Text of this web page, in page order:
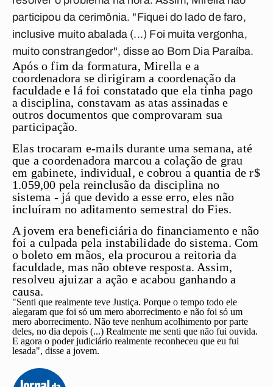
participou da cerimônia. "Fiquei do lado de faro,
inclusive muito abalada (...) Foi muita vergonha,
muito constrangedor", disse ao Bom Dia Paraíba.
Após o fim da formatura, Mirella e a
coordenadora se dirigiram a coordenação da
faculdade e lá foi constatado que ela tinha pago
a disciplina, constavam as atas assinadas e
outros documentos que comprovaram sua
participação.
Elas trocaram e-mails durante uma semana, até
que a coordenadora marcou a colação de grau
em gabinete, individual, e cobrou a quantia de r$
1.059,00 pela reinclusão da disciplina no
sistema - já que devido a esse erro, eles não
incluíram no aditamento semestral do Fies.
A jovem era beneficiária do financiamento e não
foi a culpada pela instabilidade do sistema. Com
o boleto em mãos, ela procurou a reitoria da
faculdade, mas não obteve resposta. Assim,
resolveu ajuizar a ação e acabou ganhando a
causa.
"Senti que realmente teve Justiça. Porque o tempo todo ele
alegaram que foi só um mero aborrecimento e não foi só um
mero aborrecimento. Não teve nenhum acolhimento por parte
deles, no dia depois (...) Realmente me senti que não fui ouvida.
E agora o poder judiciário realmente reconheceu que eu fui
lesada", disse a jovem.